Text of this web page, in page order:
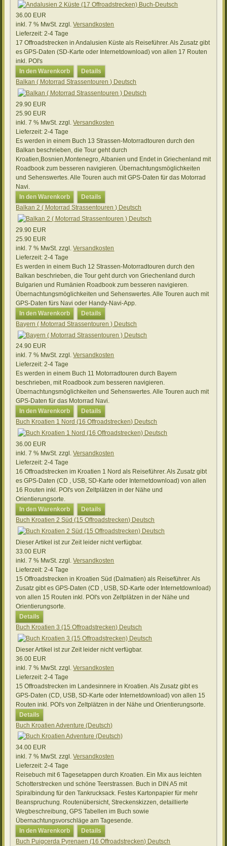
36.00 EUR
inkl. 7 % MwSt. zzgl.Versandkosten
Lieferzeit:2-4 Tage
17 Offroadstrecken in Andalusien Küste als Reiseführer. Als Zusatz gibt
es GPS-Daten (SD-Karte oder Internetdownload) von allen 17 Routen
inkl. POI's
In den Warenkorb
Details
Balkan ( Motorrad Strassentouren ) Deutsch
29.90 EUR
25.90 EUR
inkl. 7 % MwSt. zzgl.Versandkosten
Lieferzeit:2-4 Tage
Es werden in einem Buch 13 Strassen-Motorradtouren durch den
Balkan beschrieben, die Tour geht durch
Kroatien,Bosnien,Montenegro, Albanien und Endet in Griechenland mit
Roadbook zum besseren navigieren. Übernachtungsmöglichkeiten
und Sehenswertes. Alle Touren auch mit GPS-Daten für das Motorrad
Navi.
In den Warenkorb
Details
Balkan 2 ( Motorrad Strassentouren ) Deutsch
29.90 EUR
25.90 EUR
inkl. 7 % MwSt. zzgl.Versandkosten
Lieferzeit:2-4 Tage
Es werden in einem Buch 12 Strassen-Motorradtouren durch den
Balkan beschrieben, die Tour geht durch von Griechenland durch
Bulgarien und Rumänien Roadbook zum besseren navigieren.
Übernachtungsmöglichkeiten und Sehenswertes. Alle Touren auch mit
GPS-Daten fürs Navi oder Handy-Navi-App.
In den Warenkorb
Details
Bayern ( Motorrad Strassentouren ) Deutsch
24.90 EUR
inkl. 7 % MwSt. zzgl.Versandkosten
Lieferzeit:2-4 Tage
Es werden in einem Buch 11 Motorradtouren durch Bayern
beschrieben, mit Roadbook zum besseren navigieren.
Übernachtungsmöglichkeiten und Sehenswertes. Alle Touren auch mit
GPS-Daten für das Motorrad Navi.
In den Warenkorb
Details
Buch Kroatien 1 Nord (16 Offroadstrecken) Deutsch
36.00 EUR
inkl. 7 % MwSt. zzgl.Versandkosten
Lieferzeit:2-4 Tage
16 Offroadstrecken im Kroatien 1 Nord als Reiseführer. Als Zusatz gibt
es GPS-Daten (CD , USB, SD-Karte oder Internetdownload) von allen
16 Routen inkl. POI's von Zeltplätzen in der Nähe und
Orientierungsorte.
In den Warenkorb
Details
Buch Kroatien 2 Süd (15 Offroadstrecken) Deutsch
Dieser Artikel ist zur Zeit leider nicht verfügbar.
33.00 EUR
inkl. 7 % MwSt. zzgl.Versandkosten
Lieferzeit:2-4 Tage
15 Offroadstrecken in Kroatien Süd (Dalmatien) als Reiseführer. Als
Zusatz gibt es GPS-Daten (CD , USB, SD-Karte oder Internetdownload)
von allen 15 Routen inkl. POI's von Zeltplätzen in der Nähe und
Orientierungsorte.
Details
Buch Kroatien 3 (15 Offroadstrecken) Deutsch
Dieser Artikel ist zur Zeit leider nicht verfügbar.
36.00 EUR
inkl. 7 % MwSt. zzgl.Versandkosten
Lieferzeit:2-4 Tage
15 Offroadstrecken im Landesinnere in Kroatien. Als Zusatz gibt es
GPS-Daten (CD, USB, SD-Karte oder Internetdownload) von allen 15
Routen inkl. POI's von Zeltplätzen in der Nähe und Orientierungsorte.
Details
Buch Kroatien Adventure (Deutsch)
34.00 EUR
inkl. 7 % MwSt. zzgl.Versandkosten
Lieferzeit:2-4 Tage
Reisebuch mit 6 Tagesetappen durch Kroatien. Ein Mix aus leichten
Schotterstrecken und schöne Teerstrassen. Buch in DIN A5 mit
Spiralbindung für den Tankrucksack. Festes Kartonpapier für mehr
Beanspruchung. Routenübersicht, Streckenskizzen, detaillierte
Wegbeschreibung, GPS Tabellen im Buch sowie
Übernachtungsvorschläge am Tagesende.
In den Warenkorb
Details
Buch Puigcerda Pyrenaen (16 Offroadstrecken) Deutsch